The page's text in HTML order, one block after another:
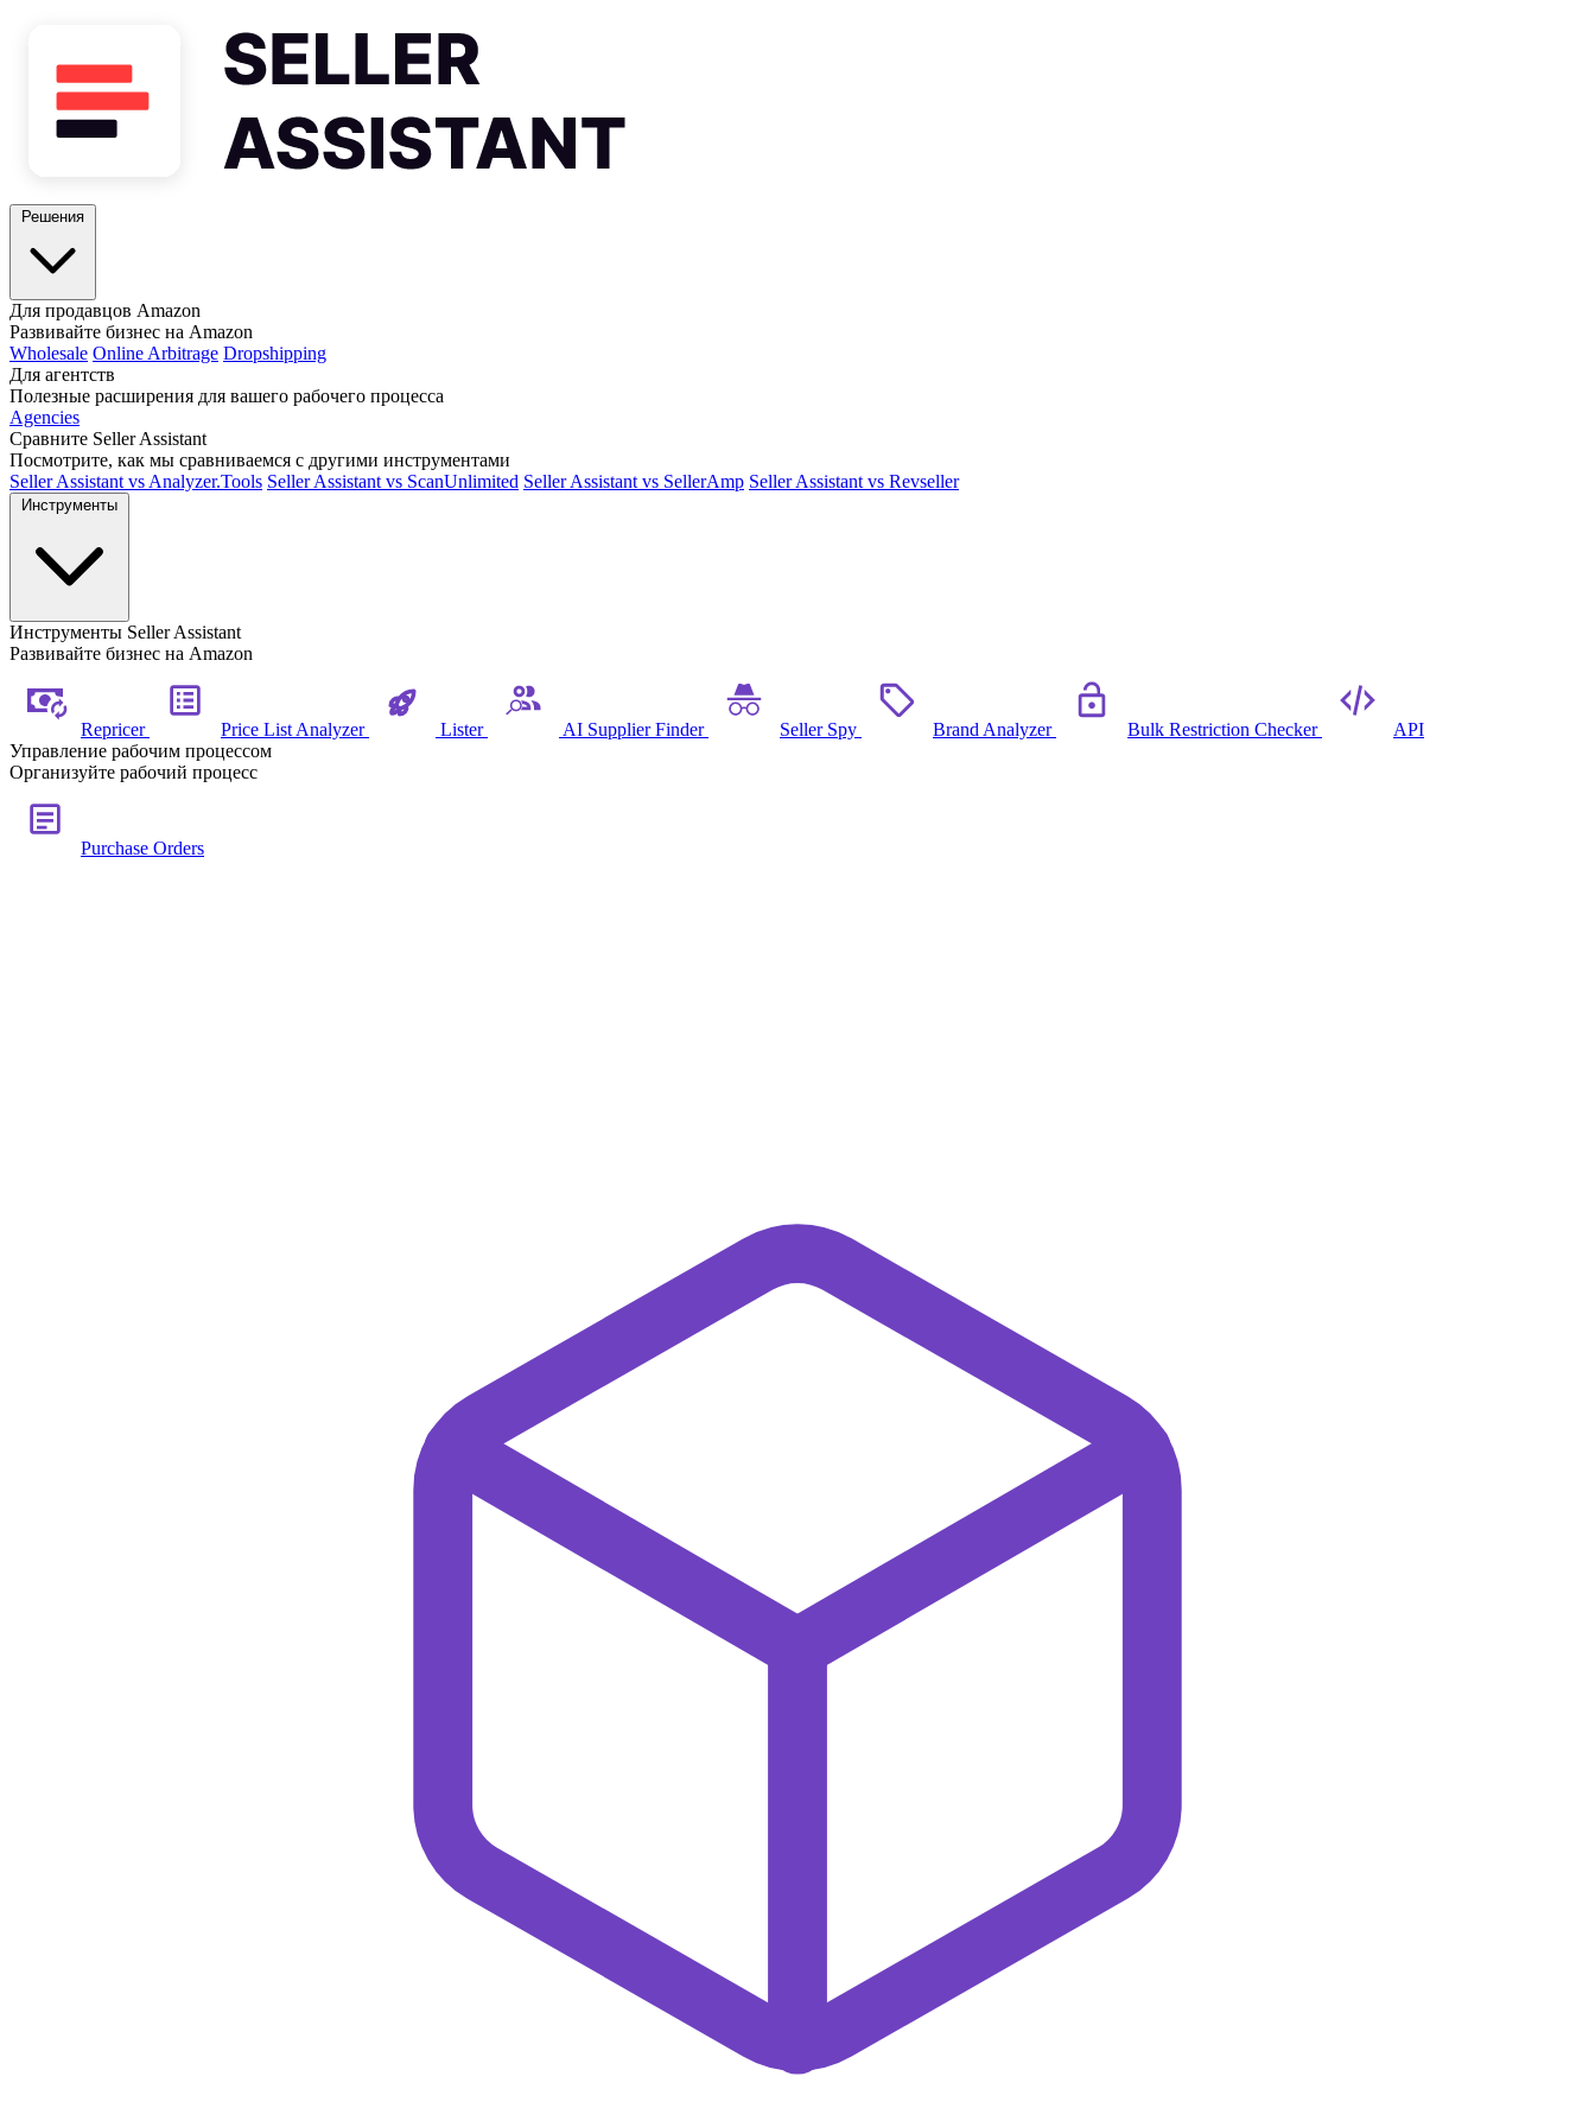
Для продавцов Amazon
Развивайте бизнес на Amazon
Wholesale Online Arbitrage Dropshipping
Для агентств
Полезные расширения для вашего рабочего процесса
Agencies
Сравните Seller Assistant
Посмотрите, как мы сравниваемся с другими инструментами
Seller Assistant vs Analyzer.Tools Seller Assistant vs ScanUnlimited Seller Assistant vs SellerAmp Seller Assistant vs Revseller
Инструменты Seller Assistant
Развивайте бизнес на Amazon
Repricer Price List Analyzer Lister AI Supplier Finder Seller Spy Brand Analyzer Bulk Restriction Checker
API
Управление рабочим процессом
Организуйте рабочий процесс
Purchase Orders